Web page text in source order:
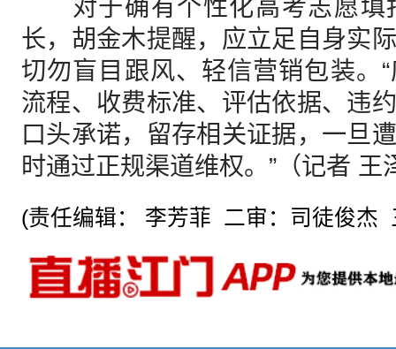
对于确有个性化高考志愿填
长，胡金木提醒，应立足自身实
切勿盲目跟风、轻信营销包装。
流程、收费标准、评估依据、违
口头承诺，留存相关证据，一旦
时通过正规渠道维权。”（记者 王
(责任编辑： 李芳菲 二审：司徒俊杰